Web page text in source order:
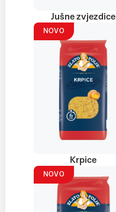
Jušne zvjezdice
NOVO
Krpice
NOVO